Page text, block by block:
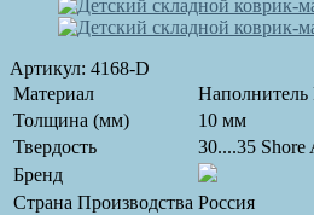
Артикул: 4168-D
Материал
Наполнитель
Толщина (мм)
10 мм
Твердость
30....35 Shore
Бренд
Страна Производства Россия